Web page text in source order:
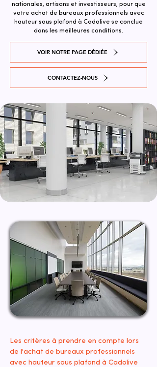
nationales, artisans et investisseurs, pour que
votre achat de bureaux professionnels avec
hauteur sous plafond à Cadolive se conclue
dans les meilleures conditions.
VOIR NOTRE PAGE DÉDIÉE
CONTACTEZ-NOUS
Les critères à prendre en compte lors
de l'achat de bureaux professionnels
avec hauteur sous plafond à Cadolive